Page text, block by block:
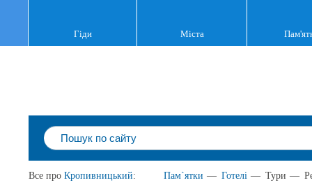
Гіди Міста
Все про Кропивницький: Пам`ятки — Готелі — Тури —